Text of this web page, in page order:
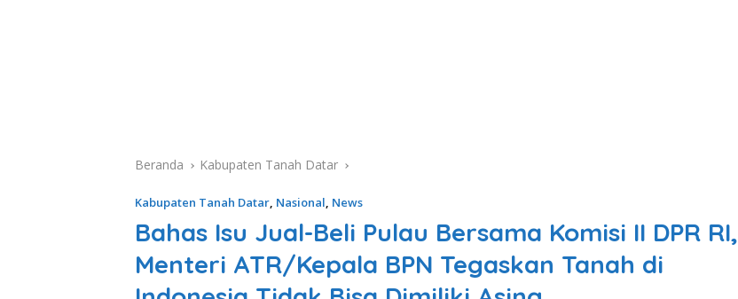
Beranda Kabupaten Tanah Datar
Kabupaten Tanah Datar, Nasional, News
Bahas Isu Jual-Beli Pulau Bersama Komisi II DPR RI,
Menteri ATR/Kepala BPN Tegaskan Tanah di